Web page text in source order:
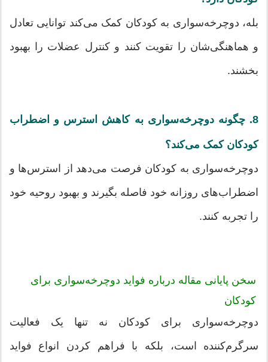
بله، دوچرخه‌سواری به کودکان کمک می‌کند توانایی تعادل
و هماهنگی‌شان را تقویت کنند و کنترل عضلات را بهبود
بخشند.
8. چگونه دوچرخه‌سواری به کاهش استرس و اضطراب
کودکان کمک می‌کند؟
دوچرخه‌سواری به کودکان فرصت می‌دهد از استرس‌ها و
اضطراب‌های روزانه خود فاصله بگیرند و بهبود روحیه خود
را تجربه کنند.
سخن پایانی مقاله درباره فواید دوچرخه‌سواری برای
کودکان
دوچرخه‌سواری برای کودکان نه تنها یک فعالیت
سرگرم‌کننده است، بلکه با فراهم کردن انواع فواید